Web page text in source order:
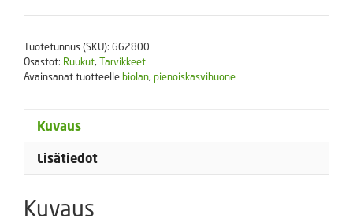
Tuotetunnus (SKU): 662800
Osastot: Ruukut, Tarvikkeet
Avainsanat tuotteellebiolan, pienoiskasvihuone
Kuvaus
Lisätiedot
Kuvaus